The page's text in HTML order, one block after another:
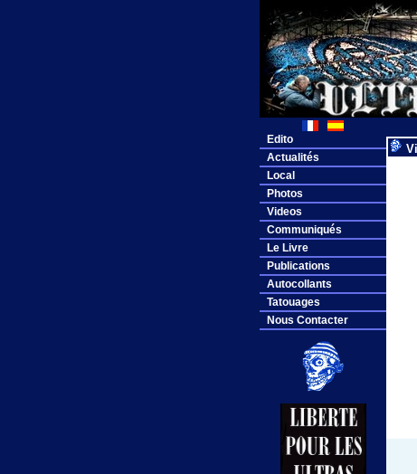
Edito
Actualités
Local
Photos
Videos
Communiqués
Le Livre
Publications
Autocollants
Tatouages
Nous Contacter